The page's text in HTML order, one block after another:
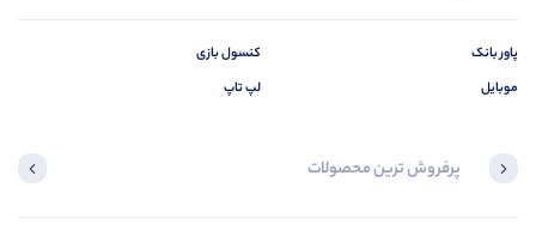
پاور بانک
موبایل
کنسول بازی
لپ تاپ
پرفروش ترین محصولات